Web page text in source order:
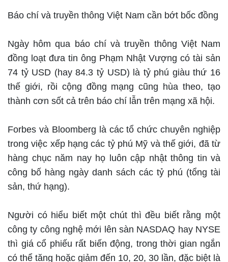
Báo chí và truyền thông Việt Nam cần bớt bốc đồng
Ngày hôm qua báo chí và truyền thông Việt Nam
đồng loạt đưa tin ông Phạm Nhật Vượng có tài sản
74 tỷ USD (hay 84.3 tỷ USD) là tỷ phú giàu thứ 16
thế giới, rồi cộng đồng mạng cũng hùa theo, tạo
thành cơn sốt cả trên báo chí lẫn trên mạng xã hội.
Forbes và Bloomberg là các tổ chức chuyên nghiệp
trong việc xếp hạng các tỷ phú Mỹ và thế giới, đã từ
hàng chục năm nay họ luôn cập nhật thông tin và
công bố hàng ngày danh sách các tỷ phú (tổng tài
sản, thứ hạng).
Người có hiểu biết một chút thì đều biết rằng một
công ty công nghệ mới lên sàn NASDAQ hay NYSE
thì giá cổ phiếu rất biến động, trong thời gian ngắn
có thể tăng hoặc giảm đến 10, 20, 30 lần, đặc biệt là